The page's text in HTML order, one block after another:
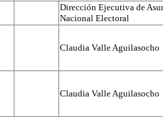
Dirección Ejecutiva de
Nacional Electoral
Claudia Valle Aguilasocho
Claudia Valle Aguilasocho